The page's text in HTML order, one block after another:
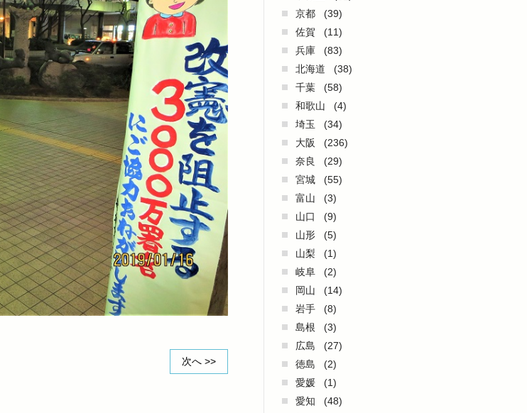
次へ >>
京都
(39)
佐賀
(11)
兵庫
(83)
北海道
(38)
千葉
(58)
和歌山
(4)
埼玉
(34)
大阪
(236)
奈良
(29)
宮城
(55)
富山
(3)
山口
(9)
山形
(5)
山梨
(1)
岐阜
(2)
岡山
(14)
岩手
(8)
島根
(3)
広島
(27)
徳島
(2)
愛媛
(1)
愛知
(48)